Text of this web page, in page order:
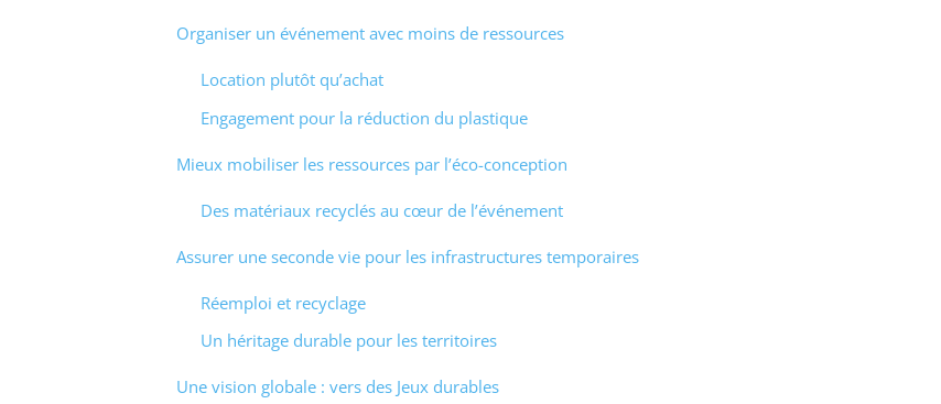
Organiser un événement avec moins de ressources
Location plutôt qu’achat
Engagement pour la réduction du plastique
Mieux mobiliser les ressources par l’éco-conception
Des matériaux recyclés au cœur de l’événement
Assurer une seconde vie pour les infrastructures temporaires
Réemploi et recyclage
Un héritage durable pour les territoires
Une vision globale : vers des Jeux durables